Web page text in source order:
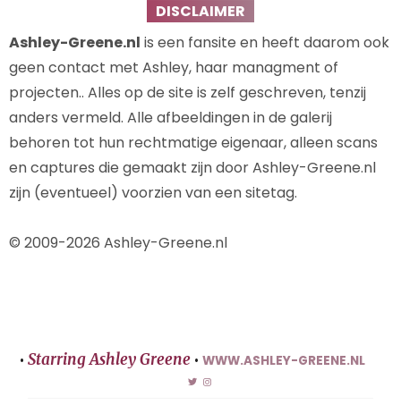
DISCLAIMER
Ashley-Greene.nl is een fansite en heeft daarom ook
geen contact met Ashley, haar managment of
projecten.. Alles op de site is zelf geschreven, tenzij
anders vermeld. Alle afbeeldingen in de galerij
behoren tot hun rechtmatige eigenaar, alleen scans
en captures die gemaakt zijn door Ashley-Greene.nl
zijn (eventueel) voorzien van een sitetag.
© 2009-2026 Ashley-Greene.nl
• Starring Ashley Greene • WWW.ASHLEY-GREENE.NL